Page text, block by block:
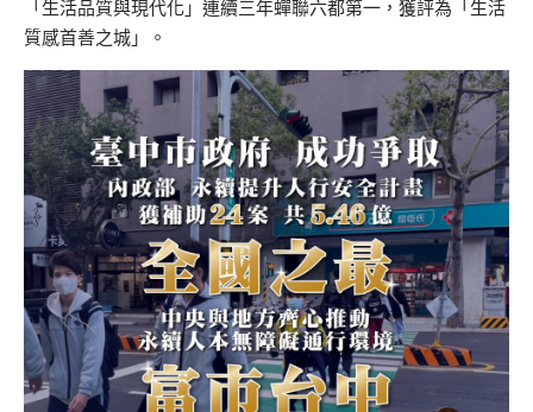
「生活品質與現代化」連續三年蟬聯六都第一，獲評為「生活
質感首善之城」。